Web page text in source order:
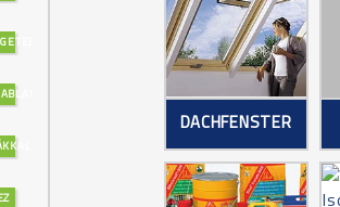
DACHFENSTER